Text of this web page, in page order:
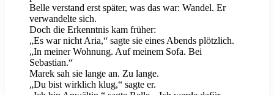
Belle verstand erst später, was das war: Wandel. Er
verwandelte sich.
Doch die Erkenntnis kam früher:
„Es war nicht Aria,“ sagte sie eines Abends plötzlich.
„In meiner Wohnung. Auf meinem Sofa. Bei
Sebastian.“
Marek sah sie lange an. Zu lange.
„Du bist wirklich klug,“ sagte er.